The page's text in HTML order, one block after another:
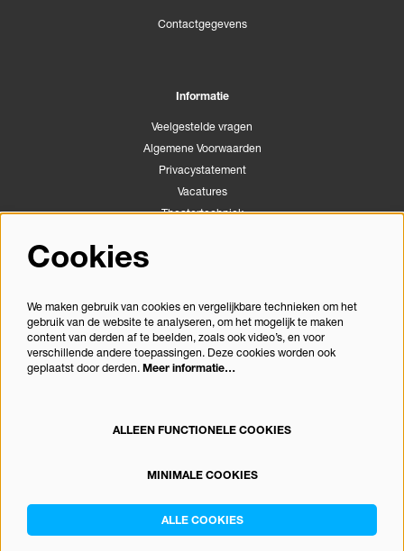
Contactgegevens
Informatie
Veelgestelde vragen
Algemene Voorwaarden
Privacystatement
Vacatures
Theatertechniek
Congrescentrum Orpheus
Volg ons
Meld je aan voor de nieuwsbrief
© Theater Orpheus
Powered byCultureSuite
Cookies
We maken gebruik van cookies en vergelijkbare technieken om het
gebruik van de website te analyseren, om het mogelijk te maken
content van derden af te beelden, zoals ook video’s, en voor
verschillende andere toepassingen. Deze cookies worden ook
geplaatst door derden. Meer informatie…
ALLEEN FUNCTIONELE COOKIES
MINIMALE COOKIES
ALLE COOKIES